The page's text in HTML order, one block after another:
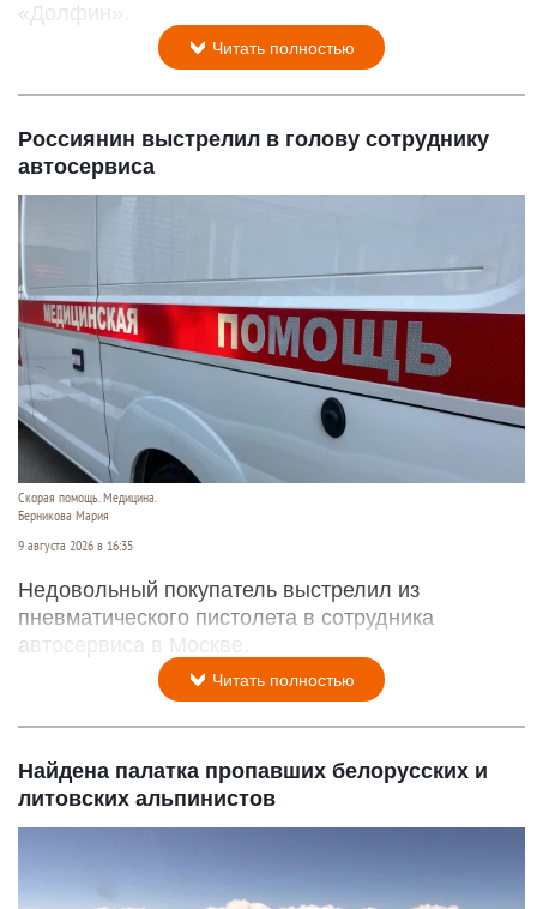
«Долфин».
Читать полностью
Россиянин выстрелил в голову сотруднику
автосервиса
Скорая помощь. Медицина.
Берникова Мария
9 августа 2026 в 16:35
Недовольный покупатель выстрелил из
пневматического пистолета в сотрудника
автосервиса в Москве.
Читать полностью
Найдена палатка пропавших белорусских и
литовских альпинистов